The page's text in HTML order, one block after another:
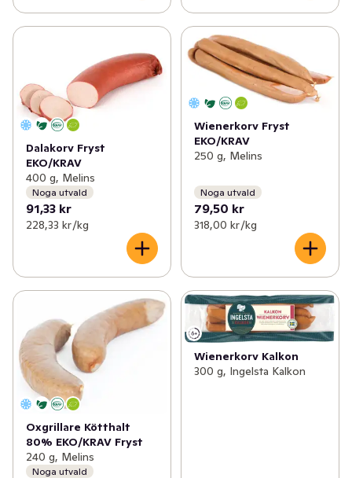
Dalakorv Fryst
EKO/KRAV
400 g, Melins
Noga utvald
91,33 kr
228,33 kr /kg
Wienerkorv Fryst
EKO/KRAV
250 g, Melins
Noga utvald
79,50 kr
318,00 kr /kg
Oxgrillare Kötthalt
80% EKO/KRAV Fryst
240 g, Melins
Noga utvald
Wienerkorv Kalkon
300 g, Ingelsta Kalkon